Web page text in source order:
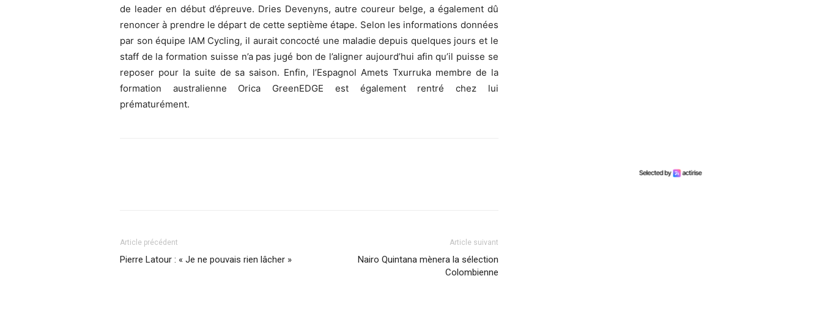
de leader en début d’épreuve. Dries Devenyns, autre coureur belge, a également dû
renoncer à prendre le départ de cette septième étape. Selon les informations données
par son équipe IAM Cycling, il aurait concocté une maladie depuis quelques jours et le
staff de la formation suisse n’a pas jugé bon de l’aligner aujourd’hui afin qu’il puisse se
reposer pour la suite de sa saison. Enfin, l’Espagnol Amets Txurruka membre de la
formation australienne Orica GreenEDGE est également rentré chez lui
prématurément.
Article précédent
Pierre Latour : « Je ne pouvais rien lâcher »
Article suivant
Nairo Quintana mènera la sélection
Colombienne